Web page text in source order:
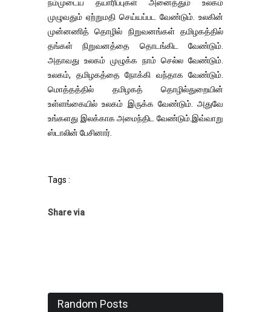
நம்முடைய தயாரிப்புகள் அனைத்தும் உலகம்
முழுவதும் ஏற்றுமதி செய்யப்பட வேண்டும். உலகின்
முன்னணித் தொழில் நிறுவனங்கள் தமிழகத்தில்
தங்கள் நிறுவனத்தை தொடங்கிட வேண்டும்.
அதாவது உலகம் முழுக்க நாம் செல்ல வேண்டும்.
உலகம், தமிழகத்தை நோக்கி வந்தாக வேண்டும்.
மொத்தத்தில் தமிழகத் தொழில்துறையின்
உள்ளங்கையில் உலகம் இருக்க வேண்டும். அதுவே
உங்களது இலக்காக அமைந்திட வேண்டும்.இவ்வாறு
ஸ்டாலின் பேசினார்.
Tags :
Share via
Random Posts